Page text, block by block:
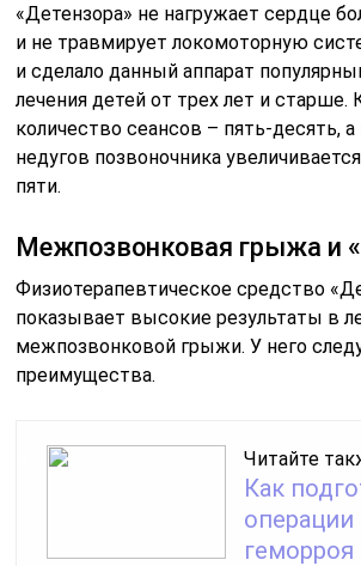
«Детензора» не нагружает сердце
и не травмирует локомоторную
и сделало данный аппарат
лечения детей от трех лет и старше.
количество сеансов – пять-десять, а
недугов позвоночника
пяти.
Межпозвонковая грыжа и
Физиотерапевтическое средство
показывает высокие результаты в
межпозвонковой грыжи. У него
преимущества.
Читайте
Как
геморроя